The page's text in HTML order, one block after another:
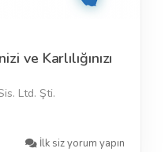
ve Karlılığınızı
Ltd. Şti.
İlk siz yorum yapın